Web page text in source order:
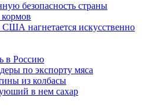
безопасность страны
США нагнетается искусственно
в Россию
по экспорту мяса
из колбасы
в нем сахар